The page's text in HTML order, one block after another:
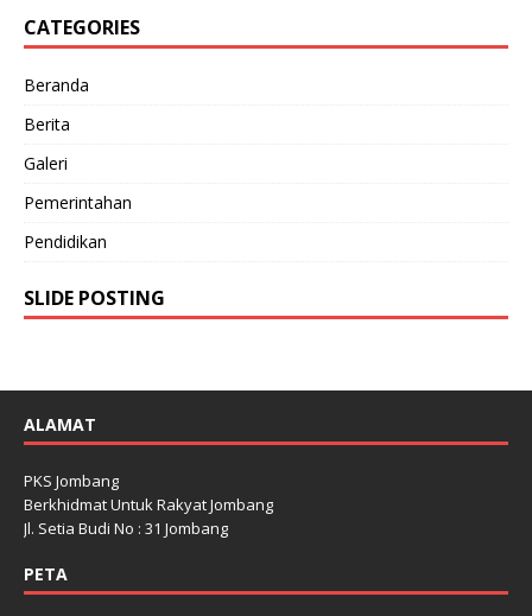
CATEGORIES
Beranda
Berita
Galeri
Pemerintahan
Pendidikan
SLIDE POSTING
ALAMAT
PKS Jombang
Berkhidmat Untuk Rakyat Jombang
Jl. Setia Budi No : 31 Jombang
PETA